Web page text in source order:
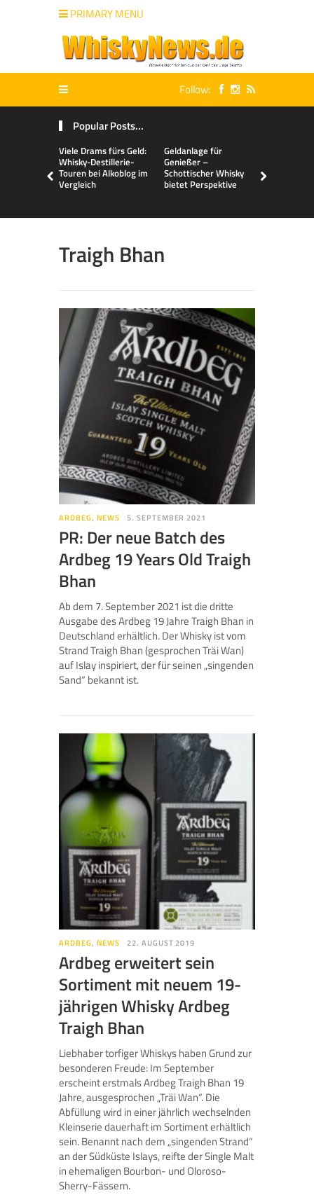
PRIMARY MENU
Follow:
Popular Posts...
Viele Drams fürs Geld:
Whisky-Destillerie-
Touren bei Alkoblog im
Vergleich
Geldanlage für
Genießer –
Schottischer Whisky
bietet Perspektive
Traigh Bhan
ARDBEG, NEWS 5. SEPTEMBER 2021
PR: Der neue Batch des
Ardbeg 19 Years Old Traigh
Bhan
Ab dem 7. September 2021 ist die dritte
Ausgabe des Ardbeg 19 Jahre Traigh Bhan in
Deutschland erhältlich. Der Whisky ist vom
Strand Traigh Bhan (gesprochen Träi Wan)
auf Islay inspiriert, der für seinen „singenden
Sand“ bekannt ist.
ARDBEG, NEWS 22. AUGUST 2019
Ardbeg erweitert sein
Sortiment mit neuem 19-
jährigen Whisky Ardbeg
Traigh Bhan
Liebhaber torfiger Whiskys haben Grund zur
besonderen Freude: Im September
erscheint erstmals Ardbeg Traigh Bhan 19
Jahre, ausgesprochen „Träi Wan“. Die
Abfüllung wird in einer jährlich wechselnden
Kleinserie dauerhaft im Sortiment erhältlich
sein. Benannt nach dem „singenden Strand“
an der Südküste Islays, reifte der Single Malt
in ehemaligen Bourbon- und Oloroso-
Sherry-Fässern.